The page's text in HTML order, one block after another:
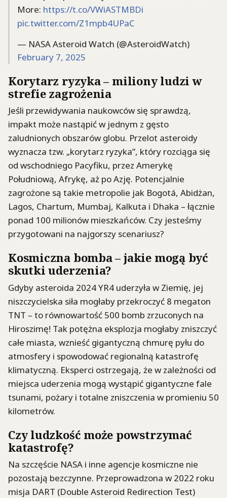
More: https://t.co/VWiASTMBDi
pic.twitter.com/Z1mpb4UPaC
— NASA Asteroid Watch (@AsteroidWatch)
February 7, 2025
Korytarz ryzyka – miliony ludzi w
strefie zagrożenia
Jeśli przewidywania naukowców się sprawdzą,
impakt może nastąpić w jednym z gęsto
zaludnionych obszarów globu. Przelot asteroidy
wyznacza tzw. „korytarz ryzyka”, który rozciąga się
od wschodniego Pacyfiku, przez Amerykę
Południową, Afrykę, aż po Azję. Potencjalnie
zagrożone są takie metropolie jak Bogotá, Abidżan,
Lagos, Chartum, Mumbaj, Kalkuta i Dhaka – łącznie
ponad 100 milionów mieszkańców. Czy jesteśmy
przygotowani na najgorszy scenariusz?
Kosmiczna bomba – jakie mogą być
skutki uderzenia?
Gdyby asteroida 2024 YR4 uderzyła w Ziemię, jej
niszczycielska siła mogłaby przekroczyć 8 megaton
TNT – to równowartość 500 bomb zrzuconych na
Hiroszimę! Tak potężna eksplozja mogłaby zniszczyć
całe miasta, wznieść gigantyczną chmurę pyłu do
atmosfery i spowodować regionalną katastrofę
klimatyczną. Eksperci ostrzegają, że w zależności od
miejsca uderzenia mogą wystąpić gigantyczne fale
tsunami, pożary i totalne zniszczenia w promieniu 50
kilometrów.
Czy ludzkość może powstrzymać
katastrofę?
Na szczęście NASA i inne agencje kosmiczne nie
pozostają bezczynne. Przeprowadzona w 2022 roku
misja DART (Double Asteroid Redirection Test)